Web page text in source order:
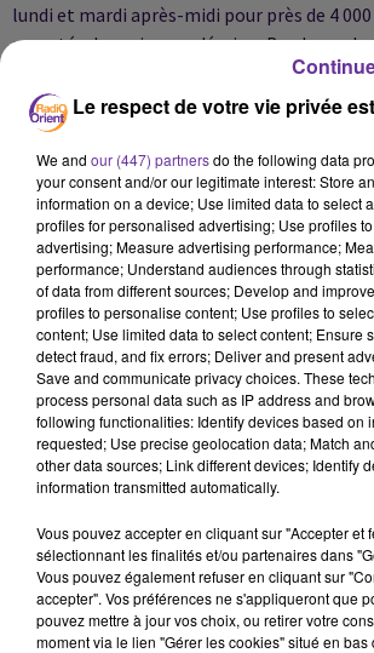
lundi et mardi après-midi pour près de 4
reportés dans cinq académies : Bordeaux,
Normandie et Poitiers. Cinquante-sept
concernés.
Face à ces épisodes appelés à se
annonce qu’à l’avenir, les épreuves du
ne seront plus organisées l’après-midi en
Enfin, Météo-France met également en
orages localement violents attendus ce
Hauts-de-France, en marge de cet épisode
s’installe désormais durablement sur le
Le respect de votre vie privée
We and our (447) partnersdo the following data
your consent and/or our legitimate interest: Store
information on a device; Use limited data to select
profiles for personalised advertising; Use profiles
advertising; Measure advertising performance;
performance; Understand audiences through
of data from different sources; Develop and
profiles to personalise content; Use profiles to
content; Use limited data to select content; Ensure
detect fraud, and fix errors; Deliver and present
Save and communicate privacy choices. These
process personal data such as IP address and
following functionalities: Identify devices based on
requested; Use precise geolocation data; Match
other data sources; Link different devices; Identify
information transmitted automatically.
Vous pouvez accepter en cliquant sur "Accepter et
sélectionnant les finalités et/ou partenaires dans
Vous pouvez également refuser en cliquant sur
accepter". Vos préférences ne s'appliqueront que
pouvez mettre à jour vos choix, ou retirer votre
moment via le lien "Gérer les cookies" situé en bas